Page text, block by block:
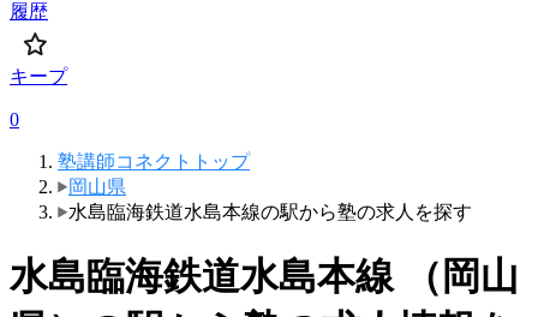
履歴
キープ
0
塾講師コネクトトップ
岡山県
水島臨海鉄道水島本線の駅から塾の求人を探す
水島臨海鉄道水島本線 （岡山